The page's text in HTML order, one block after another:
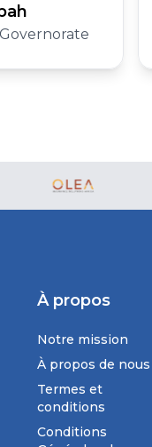
À propos
Notre mission
À propos de nous
Termes et
conditions
Conditions